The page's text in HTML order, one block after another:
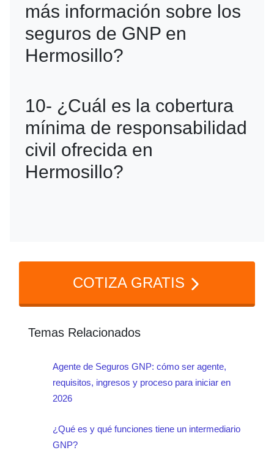
plataformas de transporte.
más información sobre los
seguros de GNP en
Hermosillo?
GNP o acudir directamente a sus
oficinas en Hermosillo.
10- ¿Cuál es la cobertura
mínima de responsabilidad
civil ofrecida en
Hermosillo?
COTIZA GRATIS
Temas Relacionados
Agente de Seguros GNP: cómo ser agente,
requisitos, ingresos y proceso para iniciar en
2026
¿Qué es y qué funciones tiene un intermediario
GNP?